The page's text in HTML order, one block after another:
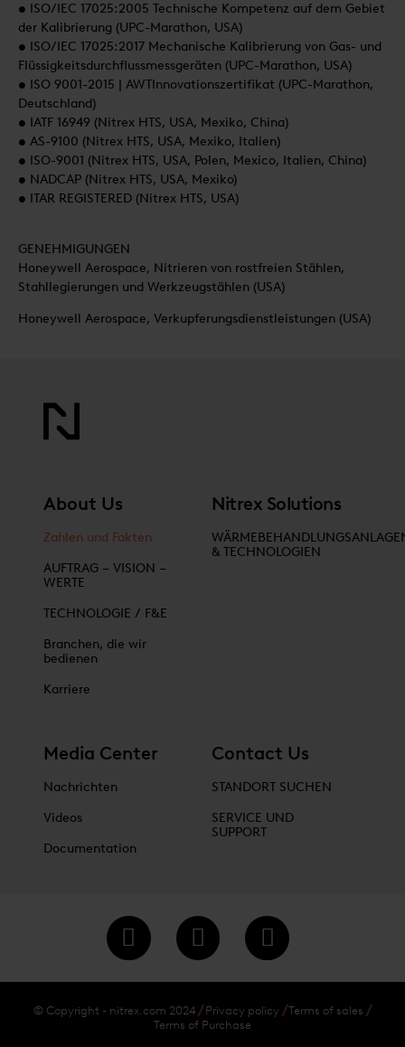
• ISO/IEC 17025:2005 Technische Kompetenz auf dem Gebiet
der Kalibrierung (UPC-Marathon, USA)
• ISO/IEC 17025:2017 Mechanische Kalibrierung von Gas- und
Flüssigkeitsdurchflussmessgeräten (UPC-Marathon, USA)
• ISO 9001-2015 | AWTInnovationszertifikat (UPC-Marathon,
Deutschland)
• IATF 16949 (Nitrex HTS, USA, Mexiko, China)
• AS-9100 (Nitrex HTS, USA, Mexiko, Italien)
• ISO-9001 (Nitrex HTS, USA, Polen, Mexico, Italien, China)
• NADCAP (Nitrex HTS, USA, Mexiko)
• ITAR REGISTERED (Nitrex HTS, USA)
GENEHMIGUNGEN
Honeywell Aerospace, Nitrieren von rostfreien Stählen,
Stahllegierungen und Werkzeugstählen (USA)
Honeywell Aerospace, Verkupferungsdienstleistungen (USA)
About Us
Zahlen und Fakten
AUFTRAG – VISION –
WERTE
TECHNOLOGIE / F&E
Branchen, die wir
bedienen
Karriere
Nitrex Solutions
& TECHNOLOGIEN
Media Center
Nachrichten
Videos
Documentation
Contact Us
STANDORT SUCHEN
SERVICE UND
SUPPORT
© Copyright - nitrex.com 2024 Privacy policy
Terms of sales
Terms of Purchase